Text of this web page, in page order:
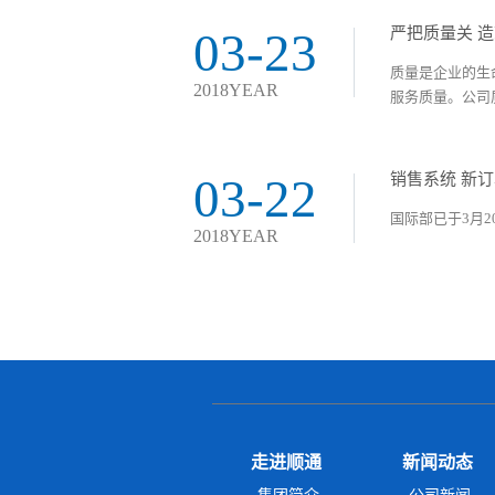
03-23
2018YEAR
严把质量关
质量是企业的
服务质量。公
03-22
2018YEAR
销售系统 新
国际部已于3月
走进顺通 新闻动态